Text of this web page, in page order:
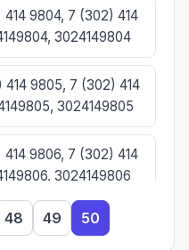
9804, 7 (302) 414
3024149804
9805, 7 (302) 414
3024149805
9806, 7 (302) 414
3024149806
9807, 7 (302) 414
48 49 50